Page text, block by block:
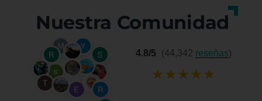
Nuestra Comunidad
4.8/5 (44,342 reseñas)
★★★★★